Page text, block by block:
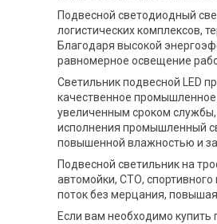
Подвесной светодиодный
логистических комплексов,
Благодаря высокой
равномерное освещение
Светильник подвесной LED
качественное промышленное
увеличенным сроком
исполнения промышленный
повышенной влажностью и
Подвесной светильник на
автомойки, СТО,
поток без мерцания,
Если вам необходимо